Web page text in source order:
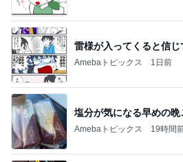
雷様が入ってくると信じ
Amebaトピックス 1日前
塩分が気になる早めの晩
Amebaトピックス 19時間